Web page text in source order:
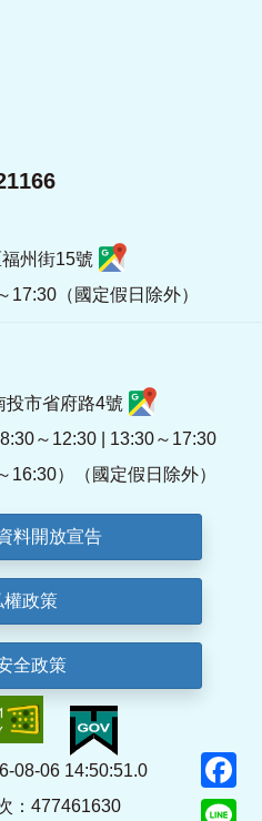
州街15號
17:30（國定假日除外）
投市省府路4號
～12:30 | 13:30～17:30
16:30）（國定假日除外）
料開放宣告
權政策
全政策
08-06 14:50:51.0
：477461630